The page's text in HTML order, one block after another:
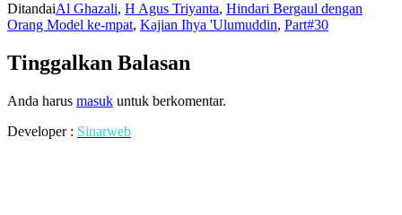
DitandaiAl Ghazali, H Agus Triyanta, Hindari Bergaul dengan
Orang Model ke-mpat, Kajian Ihya 'Ulumuddin, Part#30
Tinggalkan Balasan
Anda harus masuk untuk berkomentar.
Developer : Sinarweb